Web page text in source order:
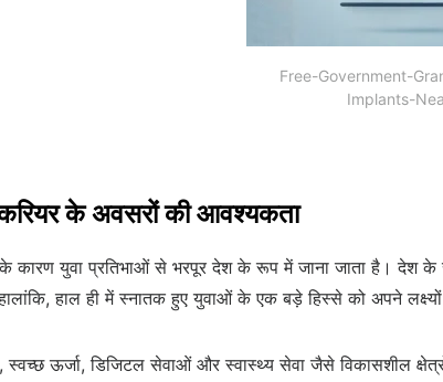
Free-Government-
Implants-
करियर के अवसरों की आवश्यकता
कारण युवा प्रतिभाओं से भरपूर देश के रूप में जाना जाता है। देश
हाल ही में स्नातक हुए युवाओं के एक बड़े हिस्से को अपने
स्वच्छ ऊर्जा, डिजिटल सेवाओं और स्वास्थ्य सेवा जैसे विकासशील